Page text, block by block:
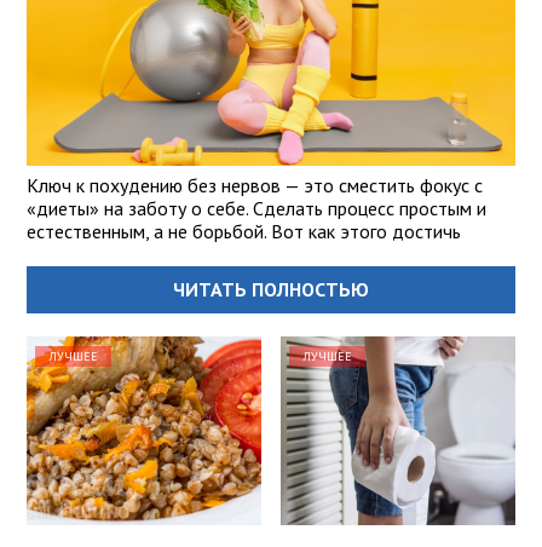
Ключ к похудению без нервов — это сместить фокус с
«диеты» на заботу о себе. Сделать процесс простым и
естественным, а не борьбой. Вот как этого достичь
ЧИТАТЬ ПОЛНОСТЬЮ
ЛУЧШЕЕ ЛУЧШЕЕ